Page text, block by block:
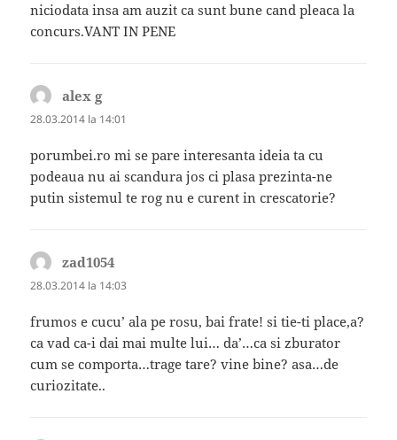
niciodata insa am auzit ca sunt bune cand pleaca la
concurs.VANT IN PENE
alex gspune:
28.03.2014 la 14:01
porumbei.ro mi se pare interesanta ideia ta cu
podeaua nu ai scandura jos ci plasa prezinta-ne
putin sistemul te rog nu e curent in crescatorie?
zad1054
28.03.2014 la 14:03
frumos e cucu’ ala pe rosu, bai frate! si tie-ti place,a?
ca vad ca-i dai mai multe lui… da’…ca si zburator
cum se comporta…trage tare? vine bine? asa…de
curiozitate..